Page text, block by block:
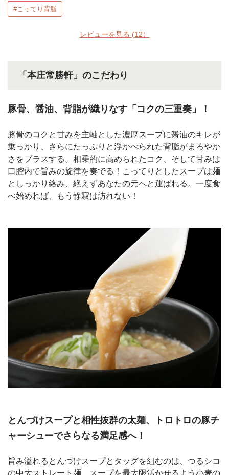
#こってり背脂
レビューを見る (12）
「本庄常勝軒」のこだわり
豚骨、醤油、背脂が織りなす「コクの三重奏」！
豚骨のコクと甘みを主軸とした濃厚スープに醤油のキレが
乗っかり、さらにたっぷりと浮かべられた背脂がまろやか
さをプラスする。相乗的に高められたコク、そして甘みは
口腔内で旨みの旋律を奏でる！こってりとしたスープは麺
としっかり絡み、絶えずあなたの元へと運ばれる。一度食
べ始めれば、もう静寂は訪れない！
とんづけスープと相性抜群の太麺、トロトロの豚チ
ャーシューでさらなる満足感へ！
旨み溢れるとんづけスープとタッグを組むのは、つるシコ
の中太ストレート麺。スープを最大限活かせるよう小麦の